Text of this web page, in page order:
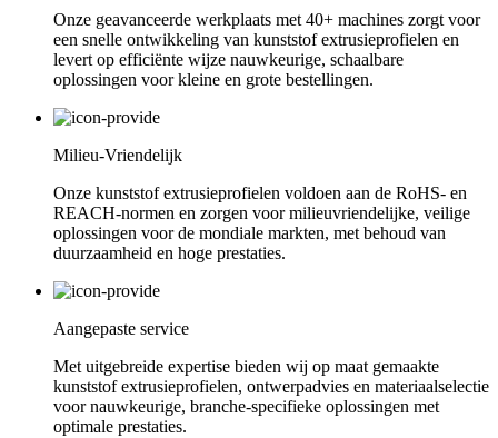
Onze geavanceerde werkplaats met 40+ machines zorgt voor
een snelle ontwikkeling van kunststof extrusieprofielen en
levert op efficiënte wijze nauwkeurige, schaalbare
oplossingen voor kleine en grote bestellingen.
Milieu-Vriendelijk
Onze kunststof extrusieprofielen voldoen aan de RoHS- en
REACH-normen en zorgen voor milieuvriendelijke, veilige
oplossingen voor de mondiale markten, met behoud van
duurzaamheid en hoge prestaties.
Aangepaste service
Met uitgebreide expertise bieden wij op maat gemaakte
kunststof extrusieprofielen, ontwerpadvies en materiaalselectie
voor nauwkeurige, branche-specifieke oplossingen met
optimale prestaties.